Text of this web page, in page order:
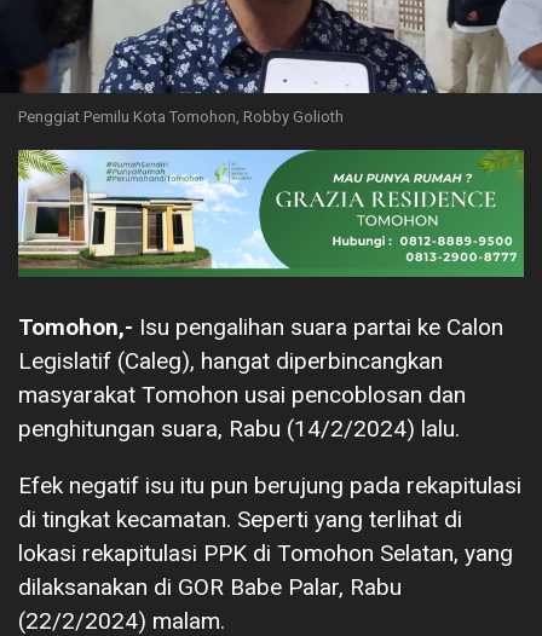
Penggiat Pemilu Kota Tomohon, Robby Golioth
Tomohon,- Isu pengalihan suara partai ke Calon
Legislatif (Caleg), hangat diperbincangkan
masyarakat Tomohon usai pencoblosan dan
penghitungan suara, Rabu (14/2/2024) lalu.
Efek negatif isu itu pun berujung pada rekapitulasi
di tingkat kecamatan. Seperti yang terlihat di
lokasi rekapitulasi PPK di Tomohon Selatan, yang
dilaksanakan di GOR Babe Palar, Rabu
(22/2/2024) malam.